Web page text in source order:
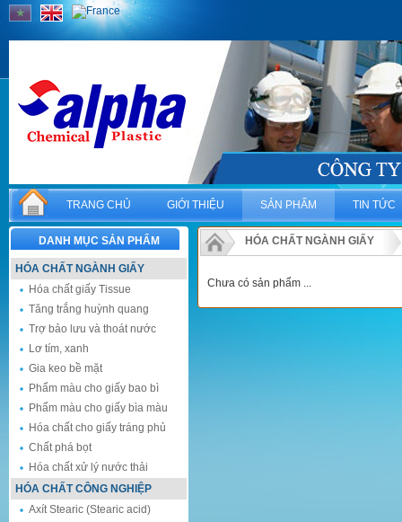
TRANG CHỦ GIỚI THIỆU SẢN PHẨM TIN TỨC
DANH MỤC SẢN PHẨM
HÓA CHẤT NGÀNH GIẤY
Hóa chất giấy Tissue
Tăng trắng huỳnh quang
Trợ bảo lưu và thoát nước
Lơ tím, xanh
Gia keo bề mặt
Phẩm màu cho giấy bao bì
Phẩm màu cho giấy bìa màu
Hóa chất cho giấy tráng phủ
Chất phá bọt
Hóa chất xử lý nước thải
HÓA CHẤT CÔNG NGHIỆP
Axít Stearic (Stearic acid)
HÓA CHẤT NGÀNH GIẤY
Chưa có sản phẩm ...